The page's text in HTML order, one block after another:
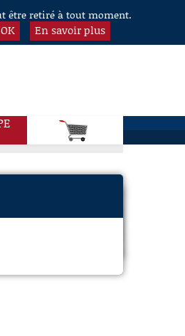
être retiré à tout moment.
OK En savoir plus